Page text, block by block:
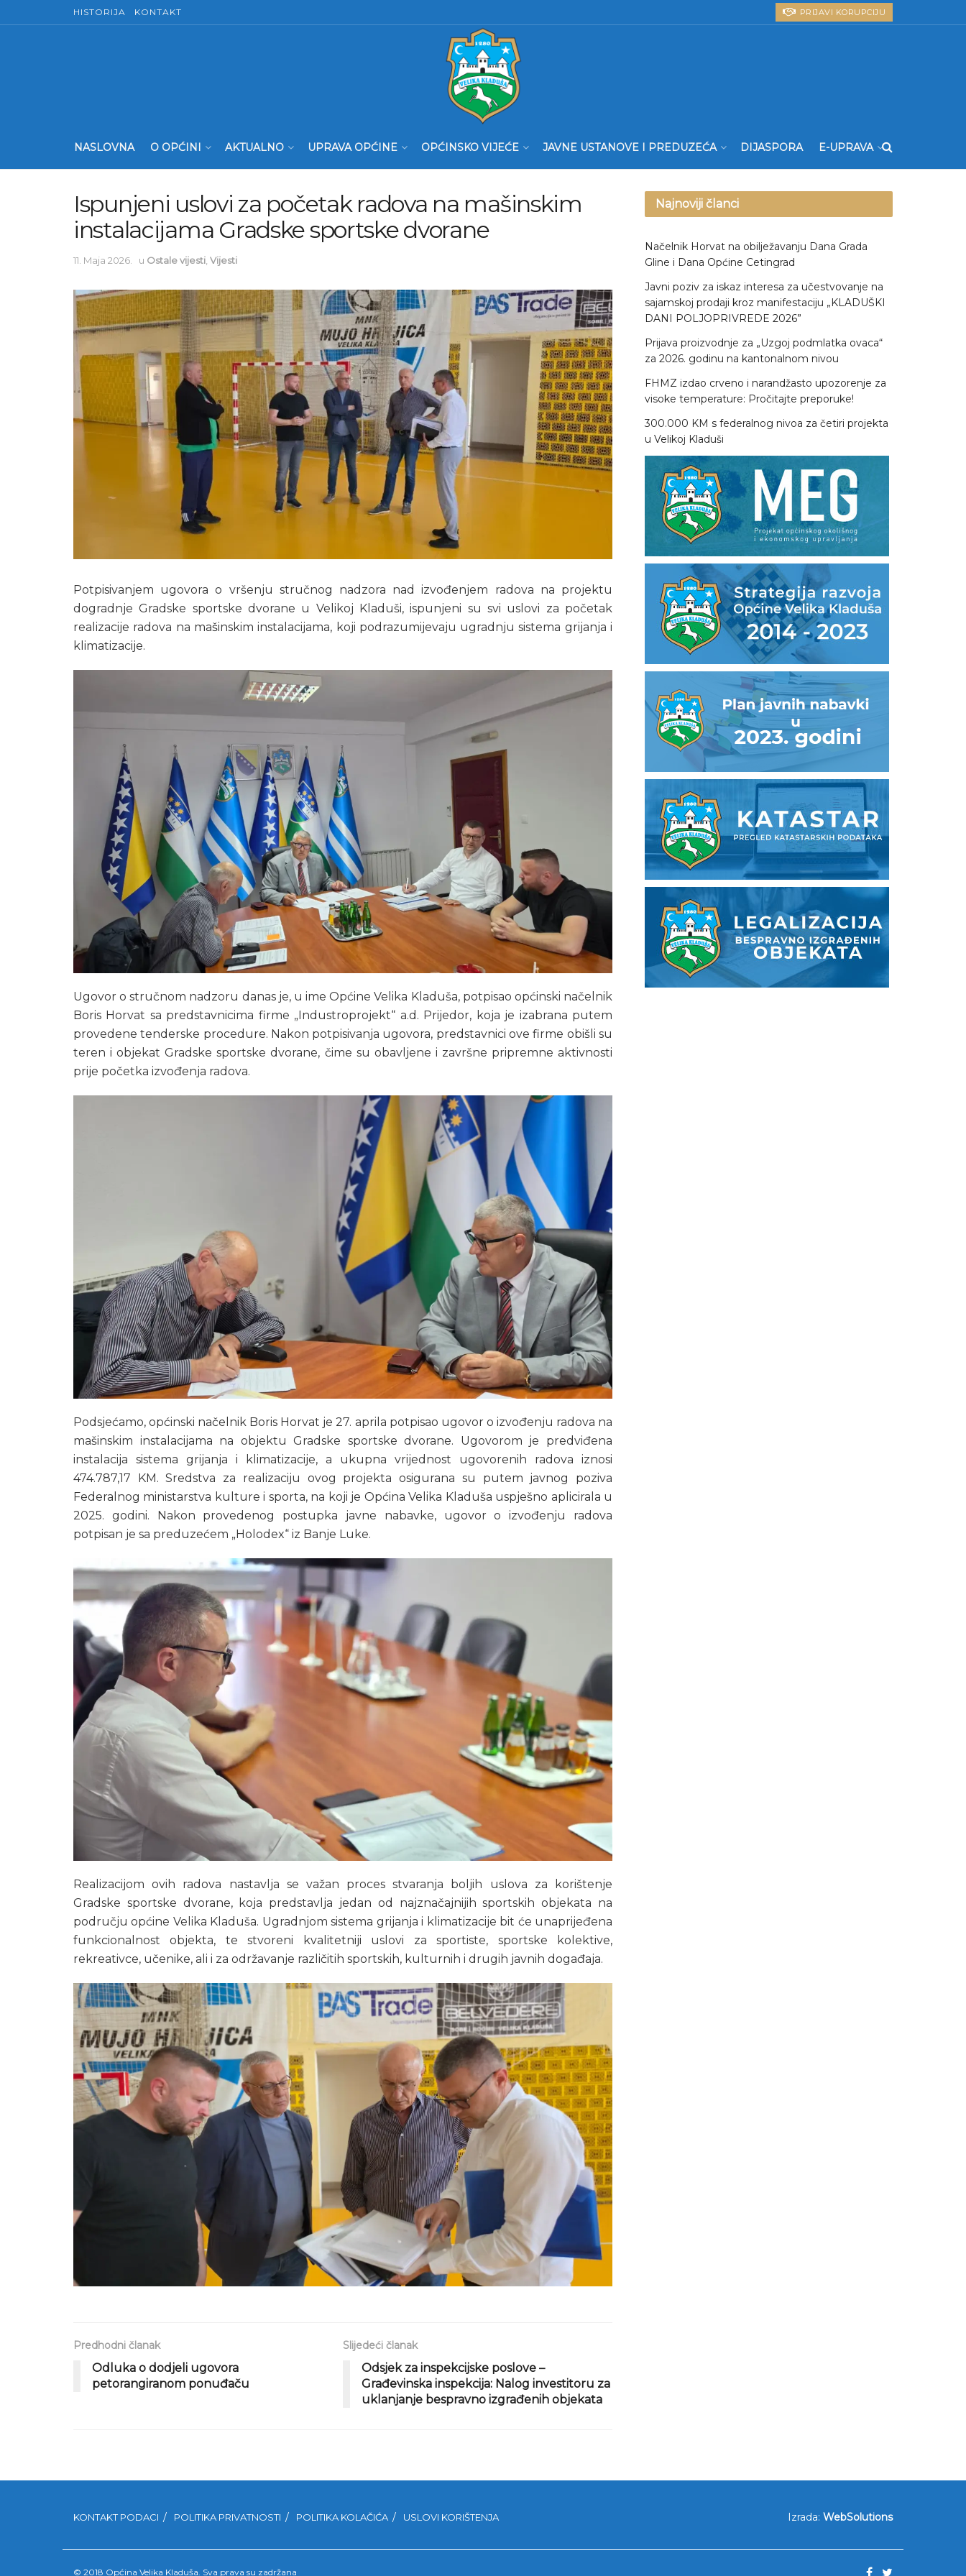
HISTORIJA KONTAKT PRIJAVI KORUPCIJU
NASLOVNA O OPĆINI AKTUALNO UPRAVA OPĆINE OPĆINSKO VIJEĆE JAVNE USTANOVE I PREDUZEĆA DIJASPORA E-UPRAVA
Ispunjeni uslovi za početak radova na mašinskim
instalacijama Gradske sportske dvorane
11. Maja 2026. u Ostale vijesti Vijesti
Potpisivanjem ugovora o vršenju stručnog nadzora nad izvođenjem radova na projektu
dogradnje Gradske sportske dvorane u Velikoj Kladuši, ispunjeni su svi uslovi za početak
realizacije radova na mašinskim instalacijama, koji podrazumijevaju ugradnju sistema grijanja i
klimatizacije.
Ugovor o stručnom nadzoru danas je, u ime Općine Velika Kladuša, potpisao općinski načelnik
Boris Horvat sa predstavnicima firme „Industroprojekt“ a.d. Prijedor, koja je izabrana putem
provedene tenderske procedure. Nakon potpisivanja ugovora, predstavnici ove firme obišli su
teren i objekat Gradske sportske dvorane, čime su obavljene i završne pripremne aktivnosti
prije početka izvođenja radova.
Podsjećamo, općinski načelnik Boris Horvat je 27. aprila potpisao ugovor o izvođenju radova na
mašinskim instalacijama na objektu Gradske sportske dvorane. Ugovorom je predviđena
instalacija sistema grijanja i klimatizacije, a ukupna vrijednost ugovorenih radova iznosi
474.787,17 KM. Sredstva za realizaciju ovog projekta osigurana su putem javnog poziva
Federalnog ministarstva kulture i sporta, na koji je Općina Velika Kladuša uspješno aplicirala u
2025. godini. Nakon provedenog postupka javne nabavke, ugovor o izvođenju radova
potpisan je sa preduzećem „Holodex“ iz Banje Luke.
Realizacijom ovih radova nastavlja se važan proces stvaranja boljih uslova za korištenje
Gradske sportske dvorane, koja predstavlja jedan od najznačajnijih sportskih objekata na
području općine Velika Kladuša. Ugradnjom sistema grijanja i klimatizacije bit će unaprijeđena
funkcionalnost objekta, te stvoreni kvalitetniji uslovi za sportiste, sportske kolektive,
rekreativce, učenike, ali i za održavanje različitih sportskih, kulturnih i drugih javnih događaja.
Predhodni članak
Odluka o dodjeli ugovora
petorangiranom ponuđaču
Slijedeći članak
Odsjek za inspekcijske poslove –
Građevinska inspekcija: Nalog investitoru za
uklanjanje bespravno izgrađenih objekata
Najnoviji članci
Načelnik Horvat na obilježavanju Dana Grada
Gline i Dana Općine Cetingrad
Javni poziv za iskaz interesa za učestvovanje na
sajamskoj prodaji kroz manifestaciju „KLADUŠKI
DANI POLJOPRIVREDE 2026”
Prijava proizvodnje za „Uzgoj podmlatka ovaca“
za 2026. godinu na kantonalnom nivou
FHMZ izdao crveno i narandžasto upozorenje za
visoke temperature: Pročitajte preporuke!
300.000 KM s federalnog nivoa za četiri projekta
u Velikoj Kladuši
KONTAKT PODACI POLITIKA PRIVATNOSTI POLITIKA KOLAČIĆA USLOVI KORIŠTENJA Izrada: WebSolutions
© 2018 Općina Velika Kladuša. Sva prava su zadržana